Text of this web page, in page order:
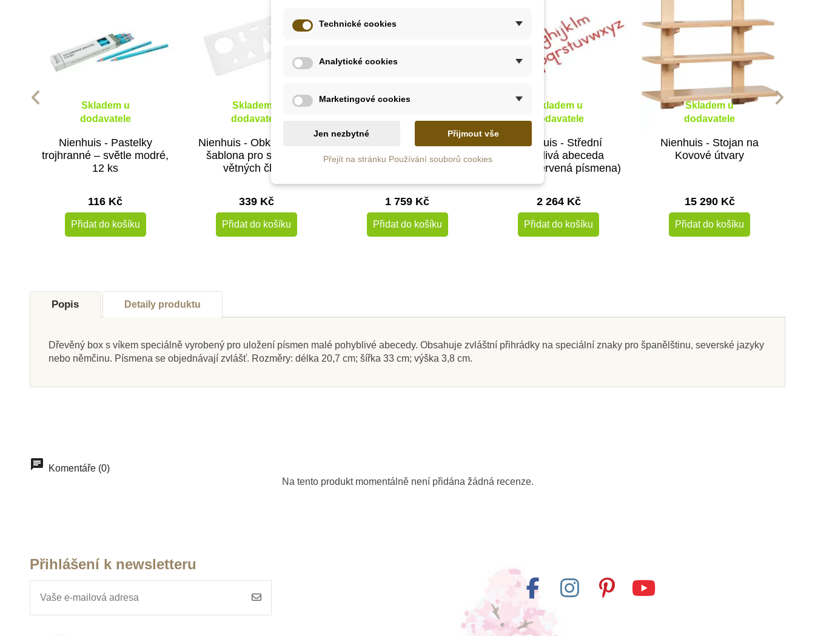
Skladem u
dodavatele
Nienhuis - Pastelky
trojhranné – světle modré,
12 ks
116 Kč
Přidat do košíku
Skladem u
dodavatele
Nienhuis - Obkreslovací
šablona pro symboly
větných členů
339 Kč
Přidat do košíku
Skladem
Nienhuis - Přídavná
jména pro Farmu, v
1 759 Kč
Přidat do košíku
Skladem u
dodavatele
Nienhuis - Střední
pohyblivá abeceda
(tiskací červená písmena)
2 264 Kč
Přidat do košíku
Skladem u
dodavatele
Nienhuis - Stojan na
Kovové útvary
15 290 Kč
Přidat do košíku
americká norma)
Popis Detaily produktu
Dřevěný box s víkem speciálně vyrobený pro uložení písmen malé pohyblivé abecedy. Obsahuje zvláštní přihrádky na speciální znaky pro španělštinu, severské jazyky
nebo němčinu. Písmena se objednávají zvlášť. Rozměry: délka 20,7 cm; šířka 33 cm; výška 3,8 cm.
Komentáře (0)
Na tento produkt momentálně není přidána žádná recenze.
Přihlášení k newsletteru
Technické cookies
Analytické cookies
Marketingové cookies
Jen nezbytné Přijmout vše
Přejít na stránku Používání souborů cookies